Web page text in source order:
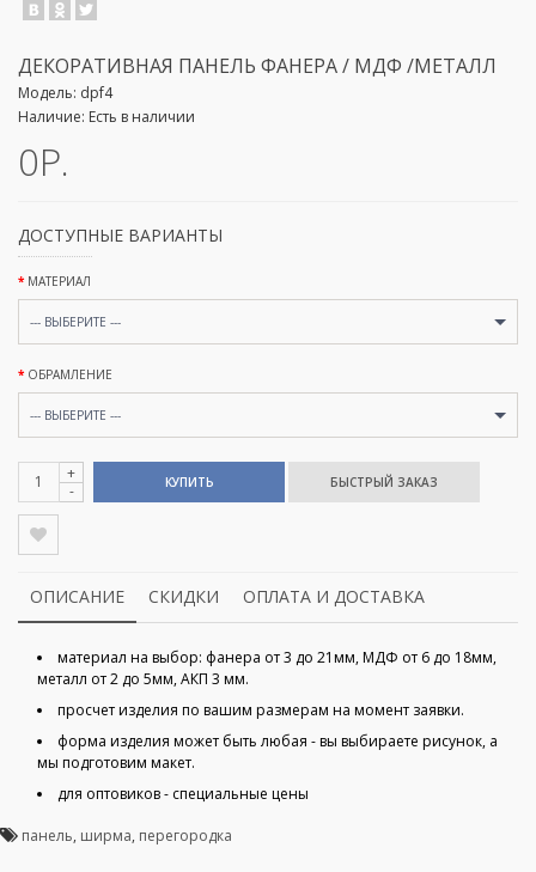
ДЕКОРАТИВНАЯ ПАНЕЛЬ ФАНЕРА / МДФ /МЕТАЛЛ
Модель: dpf4
Наличие: Есть в наличии
0Р.
ДОСТУПНЫЕ ВАРИАНТЫ
МАТЕРИАЛ
--- ВЫБЕРИТЕ ---
ОБРАМЛЕНИЕ
--- ВЫБЕРИТЕ ---
+
-
КУПИТЬ
ОПИСАНИЕ СКИДКИ ОПЛАТА И ДОСТАВКА
материал на выбор: фанера от 3 до 21мм, МДФ от 6 до 18мм,
металл от 2 до 5мм, АКП 3 мм.
просчет изделия по вашим размерам на момент заявки.
форма изделия может быть любая - вы выбираете рисунок, а
мы подготовим макет.
для оптовиков - специальные цены
панель, ширма, перегородка